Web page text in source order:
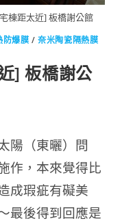
棟距太近] 板橋謝公館
防爆膜 /奈米陶瓷隔熱膜
] 板橋謝公
陽（東曬）問
作， 本來覺得比
成瑕疵有礙美
最後得到回應是